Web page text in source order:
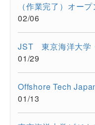
02/06
01/29
01/13